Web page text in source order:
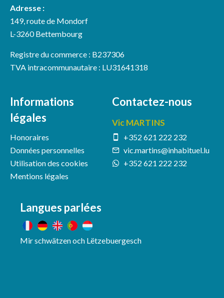
Adresse :
149, route de Mondorf
L-3260 Bettembourg
Registre du commerce : B237306
TVA intracommunautaire : LU31641318
Informations
légales
Honoraires
Données personnelles
Utilisation des cookies
Mentions légales
Contactez-nous
Vic MARTINS
+352 621 222 232
vic.martins@inhabituel.lu
+352 621 222 232
Langues parlées
Mir schwätzen och Lëtzebuergesch